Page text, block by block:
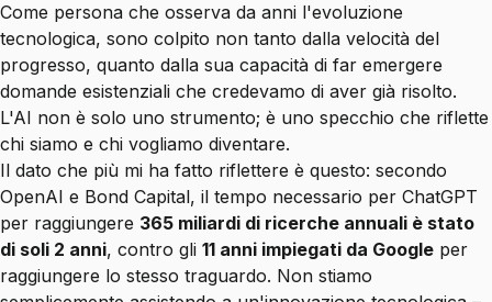
Come persona che osserva da anni l'evoluzione
tecnologica, sono colpito non tanto dalla velocità del
progresso, quanto dalla sua capacità di far emergere
domande esistenziali che credevamo di aver già risolto.
L'AI non è solo uno strumento; è uno specchio che riflette
chi siamo e chi vogliamo diventare.
Il dato che più mi ha fatto riflettere è questo: secondo
OpenAI e Bond Capital, il tempo necessario per ChatGPT
per raggiungere 365 miliardi di ricerche annuali è stato
di soli 2 anni, contro gli 11 anni impiegati da Google per
raggiungere lo stesso traguardo. Non stiamo